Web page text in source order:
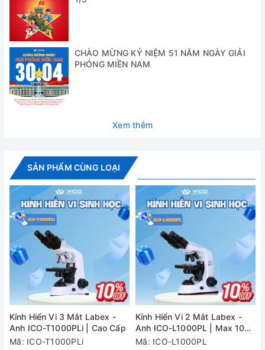
- Hướng dẫn sử dụng
- Thùng xốp bảo vệ
- Túi che bụi
Thông số kỹ thuật
Model
Thị kính 16x
Vật kính có 3 loại 4X/0.10, 10X.0.25, 40X/0.65
Chức năng điều
chỉnh
điều chỉnh thô và điều chỉnh tinh với độ
Thị kính cấu tạo nghiêng 45°.
Tụ quang Abbe, có điều chỉnh màng chắn sáng.
Nguồn sáng Đèn LED
Điện áp 220V/50Hz
- Kính hiển vi XSP-102: 1 chiếc
CHÀO MỪNG KỶ NIỆM 51 NĂM NGÀY GIẢI
PHÓNG MIỀN NAM
Xem thêm
SẢN PHẨM CÙNG LOẠI
Kính Hiển Vi 3 Mắt Labex -
Anh ICO-T1000PLi | Cao Cấp
Mã: ICO-T1000PLi
Kính Hiển Vi 2 Mắt Labex -
Anh ICO-L1000PL | Max 1000
lần
Mã: ICO-L1000PL